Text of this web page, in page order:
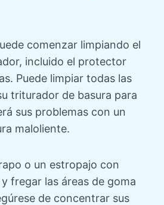
comenzar limpiando el
incluido el protector
Puede limpiar todas las
triturador de basura para
sus problemas con un
maloliente.
o un estropajo con
fregar las áreas de goma
de concentrar sus